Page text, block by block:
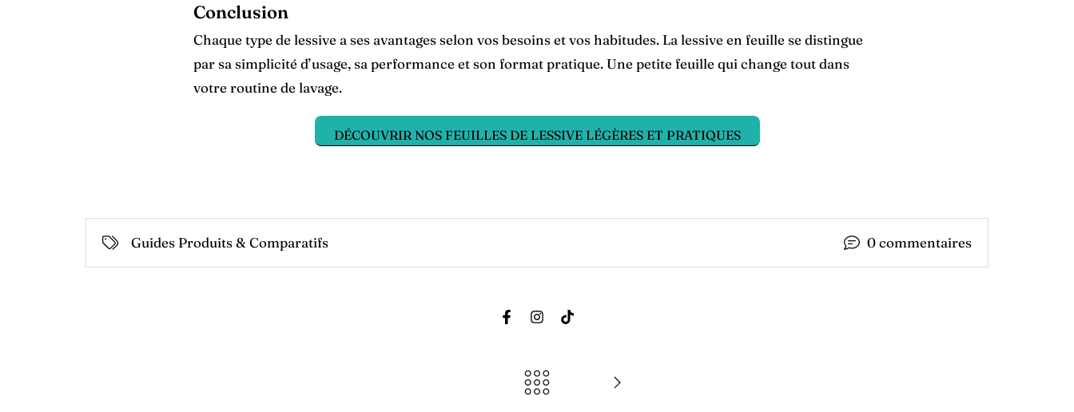
Conclusion
Chaque type de lessive a ses avantages selon vos besoins et vos habitudes. La lessive en feuille se distingue
par sa simplicité d’usage, sa performance et son format pratique. Une petite feuille qui change tout dans
votre routine de lavage.
DÉCOUVRIR NOS FEUILLES DE LESSIVE LÉGÈRES ET PRATIQUES
Guides Produits & Comparatifs 0 commentaires